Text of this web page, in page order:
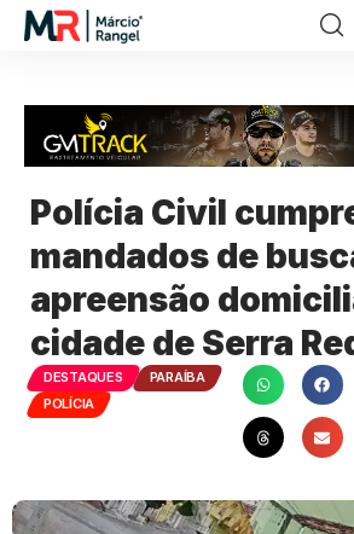
Polícia Civil
mandados de
apreensão
cidade de Serra
DESTAQUES
PARAÍBA
POLÍCIA